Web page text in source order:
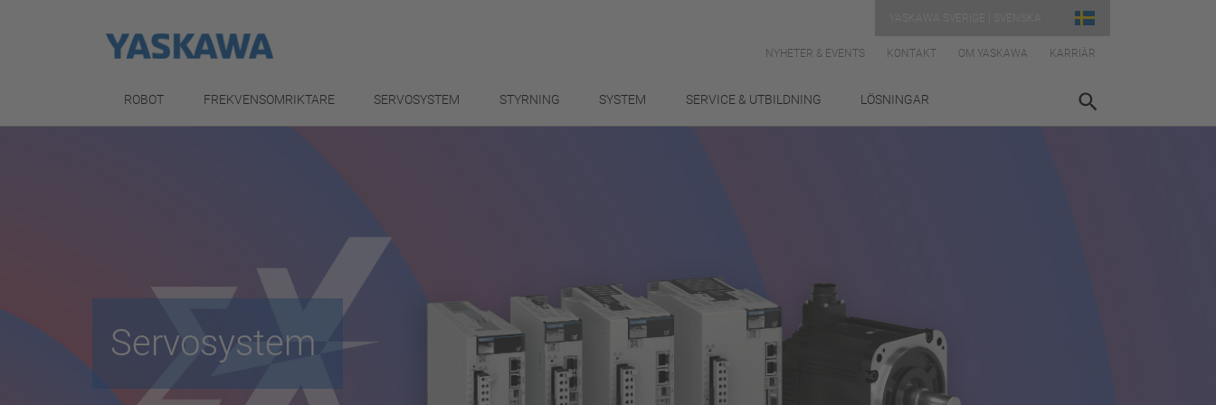
NYHETER & EVENTS KONTAKT OM YASKAWA KARRIÄR
ROBOT FREKVENSOMRIKTARE SERVOSYSTEM STYRNING SYSTEM SERVICE & UTBILDNING LÖSNINGAR
Servosystem